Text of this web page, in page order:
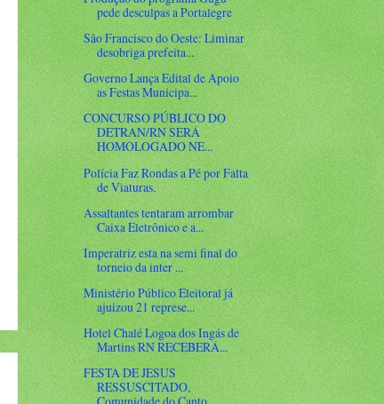
pede desculpas a Portalegre
São Francisco do Oeste: Liminar
desobriga prefeita...
Governo Lança Edital de Apoio
as Festas Municipa...
CONCURSO PÚBLICO DO
DETRAN/RN SERÁ
HOMOLOGADO NE...
Polícia Faz Rondas a Pé por Falta
de Viaturas.
Assaltantes tentaram arrombar
Caixa Eletrônico e a...
Imperatriz esta na semi final do
torneio da inter ...
Ministério Público Eleitoral já
ajuizou 21 represe...
Hotel Chalé Logoa dos Ingás de
Martins RN RECEBERÁ...
FESTA DE JESUS
RESSUSCITADO,